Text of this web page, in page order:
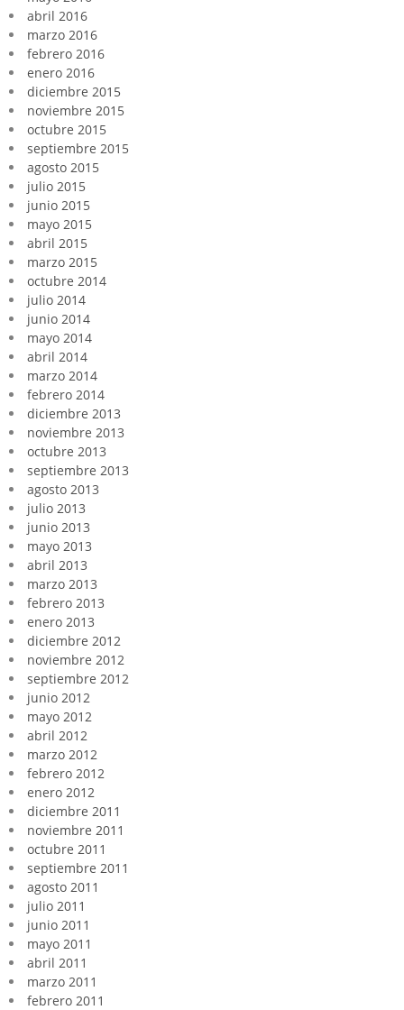
abril 2016
marzo 2016
febrero 2016
enero 2016
diciembre 2015
noviembre 2015
octubre 2015
septiembre 2015
agosto 2015
julio 2015
junio 2015
mayo 2015
abril 2015
marzo 2015
octubre 2014
julio 2014
junio 2014
mayo 2014
abril 2014
marzo 2014
febrero 2014
diciembre 2013
noviembre 2013
octubre 2013
septiembre 2013
agosto 2013
julio 2013
junio 2013
mayo 2013
abril 2013
marzo 2013
febrero 2013
enero 2013
diciembre 2012
noviembre 2012
septiembre 2012
junio 2012
mayo 2012
abril 2012
marzo 2012
febrero 2012
enero 2012
diciembre 2011
noviembre 2011
octubre 2011
septiembre 2011
agosto 2011
julio 2011
junio 2011
mayo 2011
abril 2011
marzo 2011
febrero 2011